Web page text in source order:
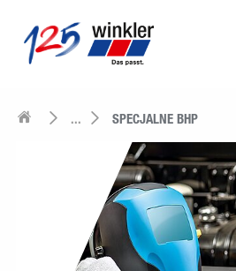
... SPECJALNE BHP